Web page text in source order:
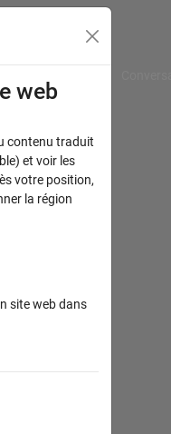
web
contenu traduit
et voir les
votre position,
la région
site web dans